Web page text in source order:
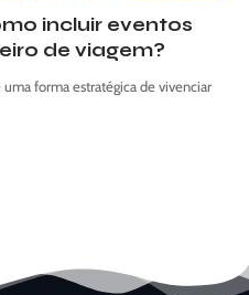
incluir eventos
de viagem?
forma estratégica de vivenciar